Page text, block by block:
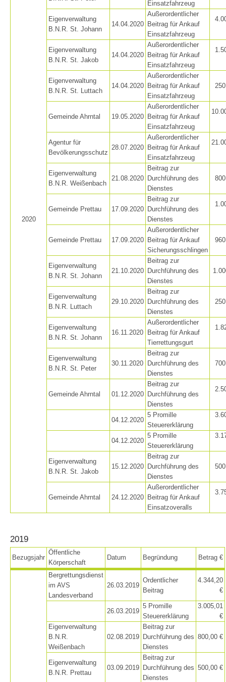
Bergrettung
Hundeführer
2020
Einsatzfahrzeug
Eigenverwaltung
B.N.R. St. Johann
14.04.2020
Außerordentlicher
Beitrag für Ankauf
Einsatzfahrzeug
Eigenverwaltung
B.N.R. St. Jakob
14.04.2020
Außerordentlicher
Beitrag für Ankauf
Einsatzfahrzeug
Eigenverwaltung
B.N.R. St. Luttach
14.04.2020
Außerordentlicher
Beitrag für Ankauf
Einsatzfahrzeug
Gemeinde Ahrntal 19.05.2020
Außerordentlicher
Beitrag für Ankauf
Einsatzfahrzeug
Agentur für
Bevölkerungsschutz
28.07.2020
Außerordentlicher
Beitrag für Ankauf
Einsatzfahrzeug
Eigenverwaltung
B.N.R. Weißenbach
21.08.2020
Beitrag zur
Durchführung des
Dienstes
Gemeinde Prettau 17.09.2020
Beitrag zur
Durchführung des
Dienstes
Gemeinde Prettau 17.09.2020
Außerordentlicher
Beitrag für Ankauf
Sicherungsschlingen
Eigenverwaltung
B.N.R. St. Johann
21.10.2020
Beitrag zur
Durchführung des
Dienstes
Eigenverwaltung
B.N.R. Luttach
29.10.2020
Beitrag zur
Durchführung des
Dienstes
Eigenverwaltung
B.N.R. St. Johann
16.11.2020
Außerordentlicher
Beitrag für Ankauf
Tierrettungsgurt
Eigenverwaltung
B.N.R. St. Peter
30.11.2020
Beitrag zur
Durchführung des
Dienstes
Gemeinde Ahrntal 01.12.2020
Beitrag zur
Durchführung des
Dienstes
04.12.2020
5 Promille
Steuererklärung
04.12.2020
5 Promille
Steuererklärung
Eigenverwaltung
B.N.R. St. Jakob
15.12.2020
Beitrag zur
Durchführung des
Dienstes
Gemeinde Ahrntal 24.12.2020
Außerordentlicher
Beitrag für Ankauf
Einsatzoveralls
2019
Bezugsjahr
Öffentliche
Körperschaft
Datum Begründung Betrag €
Bergrettungsdienst
im AVS
Landesverband
26.03.2019
Ordentlicher
Beitrag
4.344,20
€
26.03.2019
5 Promille
Steuererklärung
3.005,01
€
Eigenverwaltung
B.N.R.
Weißenbach
02.08.2019
Beitrag zur
Durchführung des
Dienstes
800,00 €
Eigenverwaltung
B.N.R. Prettau
03.09.2019
Beitrag zur
Durchführung des
Dienstes
500,00 €